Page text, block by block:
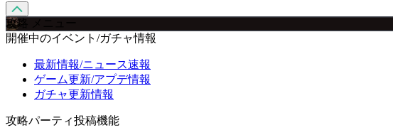
攻略 メニュー
開催中のイベント/ガチャ情報
最新情報/ニュース速報
ゲーム更新/アプデ情報
ガチャ更新情報
攻略パーティ投稿機能